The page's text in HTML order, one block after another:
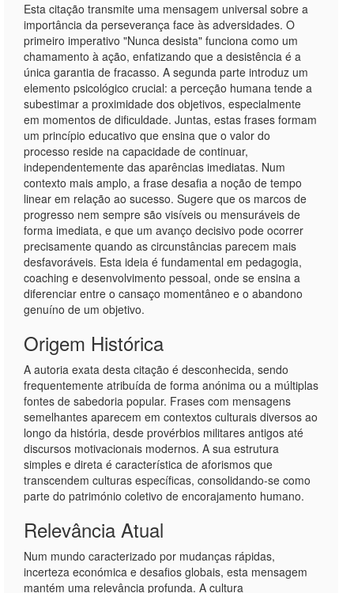
Esta citação transmite uma mensagem universal sobre a
importância da perseverança face às adversidades. O
primeiro imperativo "Nunca desista" funciona como um
chamamento à ação, enfatizando que a desistência é a
única garantia de fracasso. A segunda parte introduz um
elemento psicológico crucial: a perceção humana tende a
subestimar a proximidade dos objetivos, especialmente
em momentos de dificuldade. Juntas, estas frases formam
um princípio educativo que ensina que o valor do
processo reside na capacidade de continuar,
independentemente das aparências imediatas. Num
contexto mais amplo, a frase desafia a noção de tempo
linear em relação ao sucesso. Sugere que os marcos de
progresso nem sempre são visíveis ou mensuráveis de
forma imediata, e que um avanço decisivo pode ocorrer
precisamente quando as circunstâncias parecem mais
desfavoráveis. Esta ideia é fundamental em pedagogia,
coaching e desenvolvimento pessoal, onde se ensina a
diferenciar entre o cansaço momentâneo e o abandono
genuíno de um objetivo.
Origem Histórica
A autoria exata desta citação é desconhecida, sendo
frequentemente atribuída de forma anónima ou a múltiplas
fontes de sabedoria popular. Frases com mensagens
semelhantes aparecem em contextos culturais diversos ao
longo da história, desde provérbios militares antigos até
discursos motivacionais modernos. A sua estrutura
simples e direta é característica de aforismos que
transcendem culturas específicas, consolidando-se como
parte do património coletivo de encorajamento humano.
Relevância Atual
Num mundo caracterizado por mudanças rápidas,
incerteza económica e desafios globais, esta mensagem
mantém uma relevância profunda. A cultura